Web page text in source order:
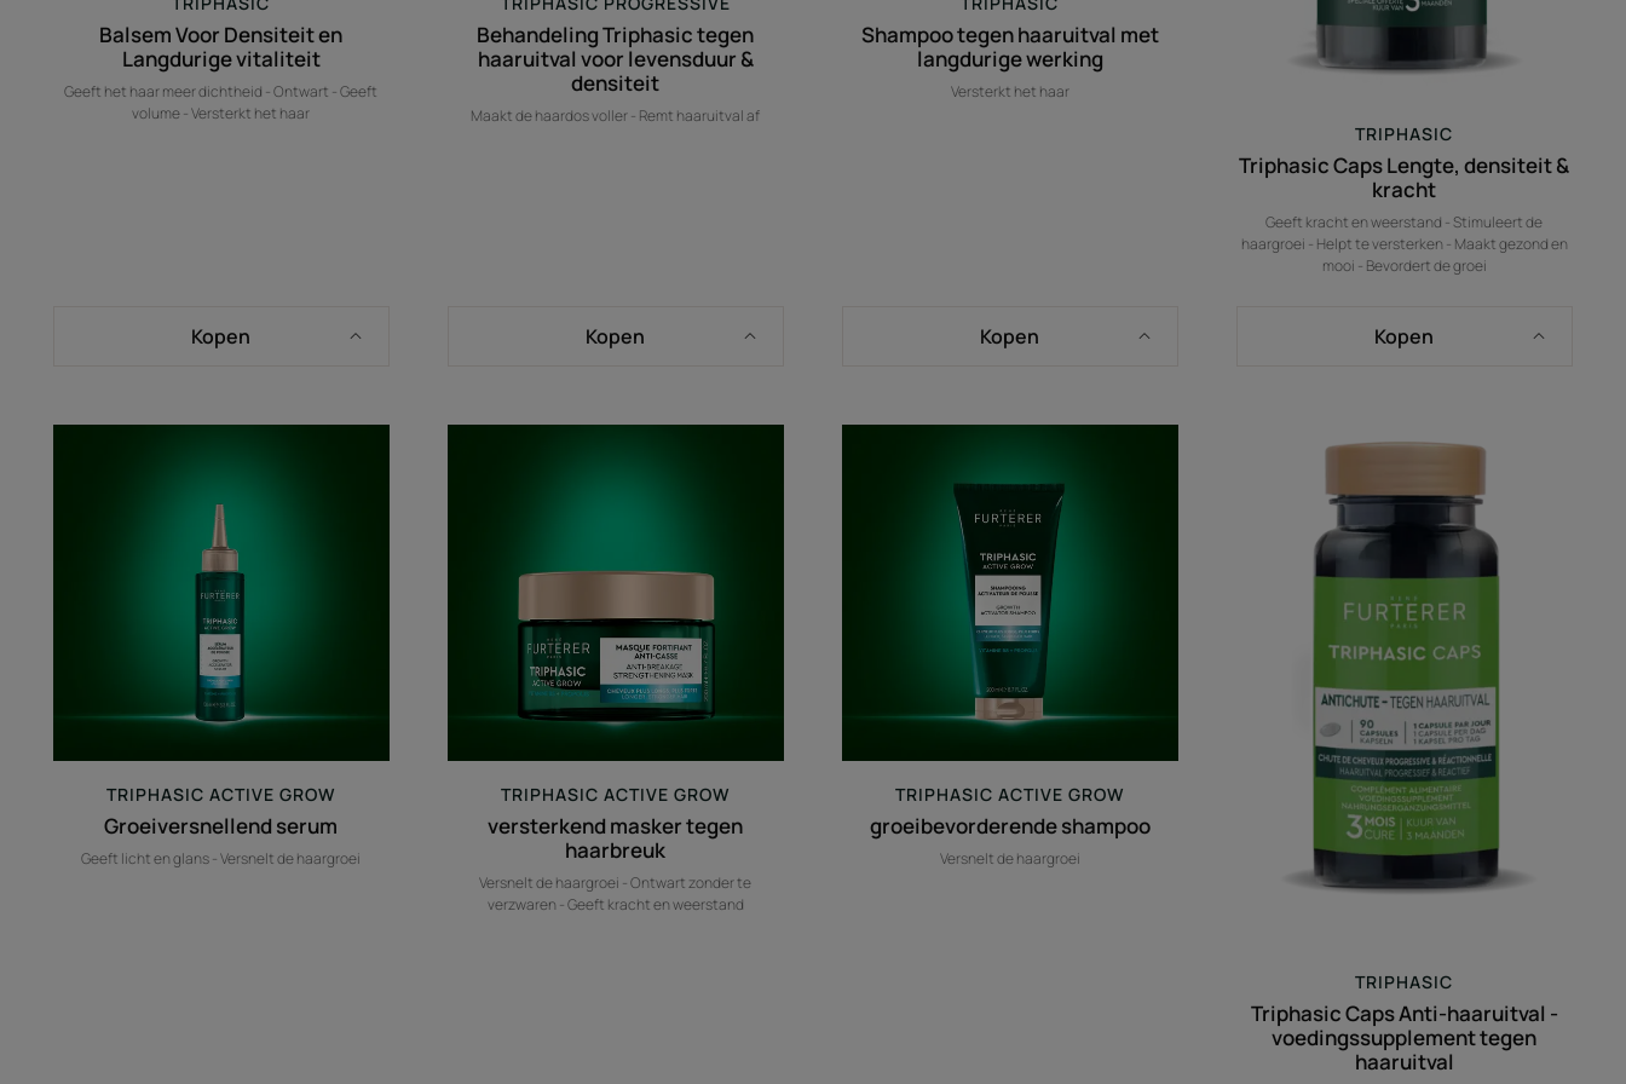
Balsem Voor Densiteit en
Langdurige vitaliteit
Geeft het haar meer dichtheid - Ontwart - Geeft
volume - Versterkt het haar
Kopen
Behandeling Triphasic tegen
haaruitval voor levensduur &
densiteit
Maakt de haardos voller - Remt haaruitval af
Kopen
Shampoo tegen haaruitval met
langdurige werking
Versterkt het haar
Kopen
TRIPHASIC
Triphasic Caps Lengte, densiteit &
kracht
Geeft kracht en weerstand - Stimuleert de
haargroei - Helpt te versterken - Maakt gezond en
mooi - Bevordert de groei
Kopen
TRIPHASIC ACTIVE GROW
Groeiversnellend serum
Geeft licht en glans - Versnelt de haargroei
TRIPHASIC ACTIVE GROW
versterkend masker tegen
haarbreuk
Versnelt de haargroei - Ontwart zonder te
verzwaren - Geeft kracht en weerstand
TRIPHASIC ACTIVE GROW
groeibevorderende shampoo
Versnelt de haargroei
Triphasic
Anti-
haaruitval
voedingssupplement
tegen
haaruitval
TRIPHASIC
Triphasic Caps Anti-haaruitval -
voedingssupplement tegen
haaruitval